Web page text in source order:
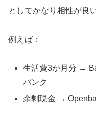
としてかなり相性が良
例えば：
生活費3か月分 →
バンク
余剰現金 →